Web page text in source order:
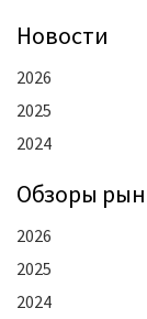
Новости
2026
2025
2024
Oбзоры
2026
2025
2024